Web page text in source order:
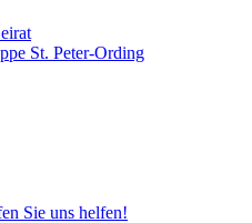
St. Peter-Ording
Sie uns helfen!